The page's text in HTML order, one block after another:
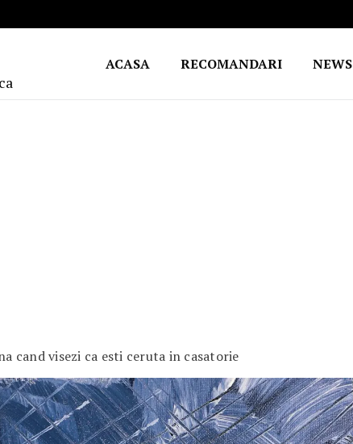
ACASA RECOMANDARI NEWS
cand visezi ca esti ceruta in casatorie